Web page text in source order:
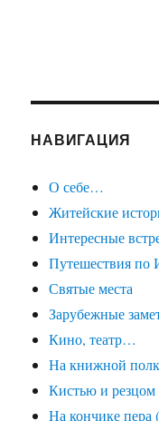
НАВИГАЦИЯ
О себе…
Житейские
Интересные
Путешествия по
Святые места
Зарубежные
Кино, театр…
На книжной
Кистью и резцом
На кончике пера